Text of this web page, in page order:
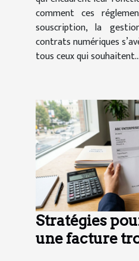
comment ces
souscription, la
contrats numériques
tous ceux qui souhaitent...
Stratégies
une facture